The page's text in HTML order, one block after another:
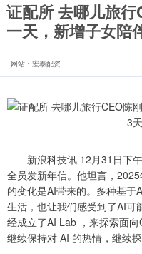
证配所 去哪儿旅
一天，新增子女陪
网站：宏泰配资
新浪科技讯 12月31日下午
全员发新年信。他坦言，
的变化是AI带来的。多种基于
生活，也让我们感受到了AI可
经成立了AI Lab ，来探索面
继续保持对 AI 的热情，继续